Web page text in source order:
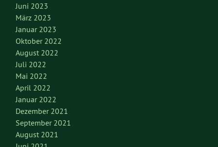
Juni 2023
März 2023
Januar 2023
Oktober 2022
August 2022
Juli 2022
Mai 2022
April 2022
Januar 2022
Dezember 2021
September 2021
August 2021